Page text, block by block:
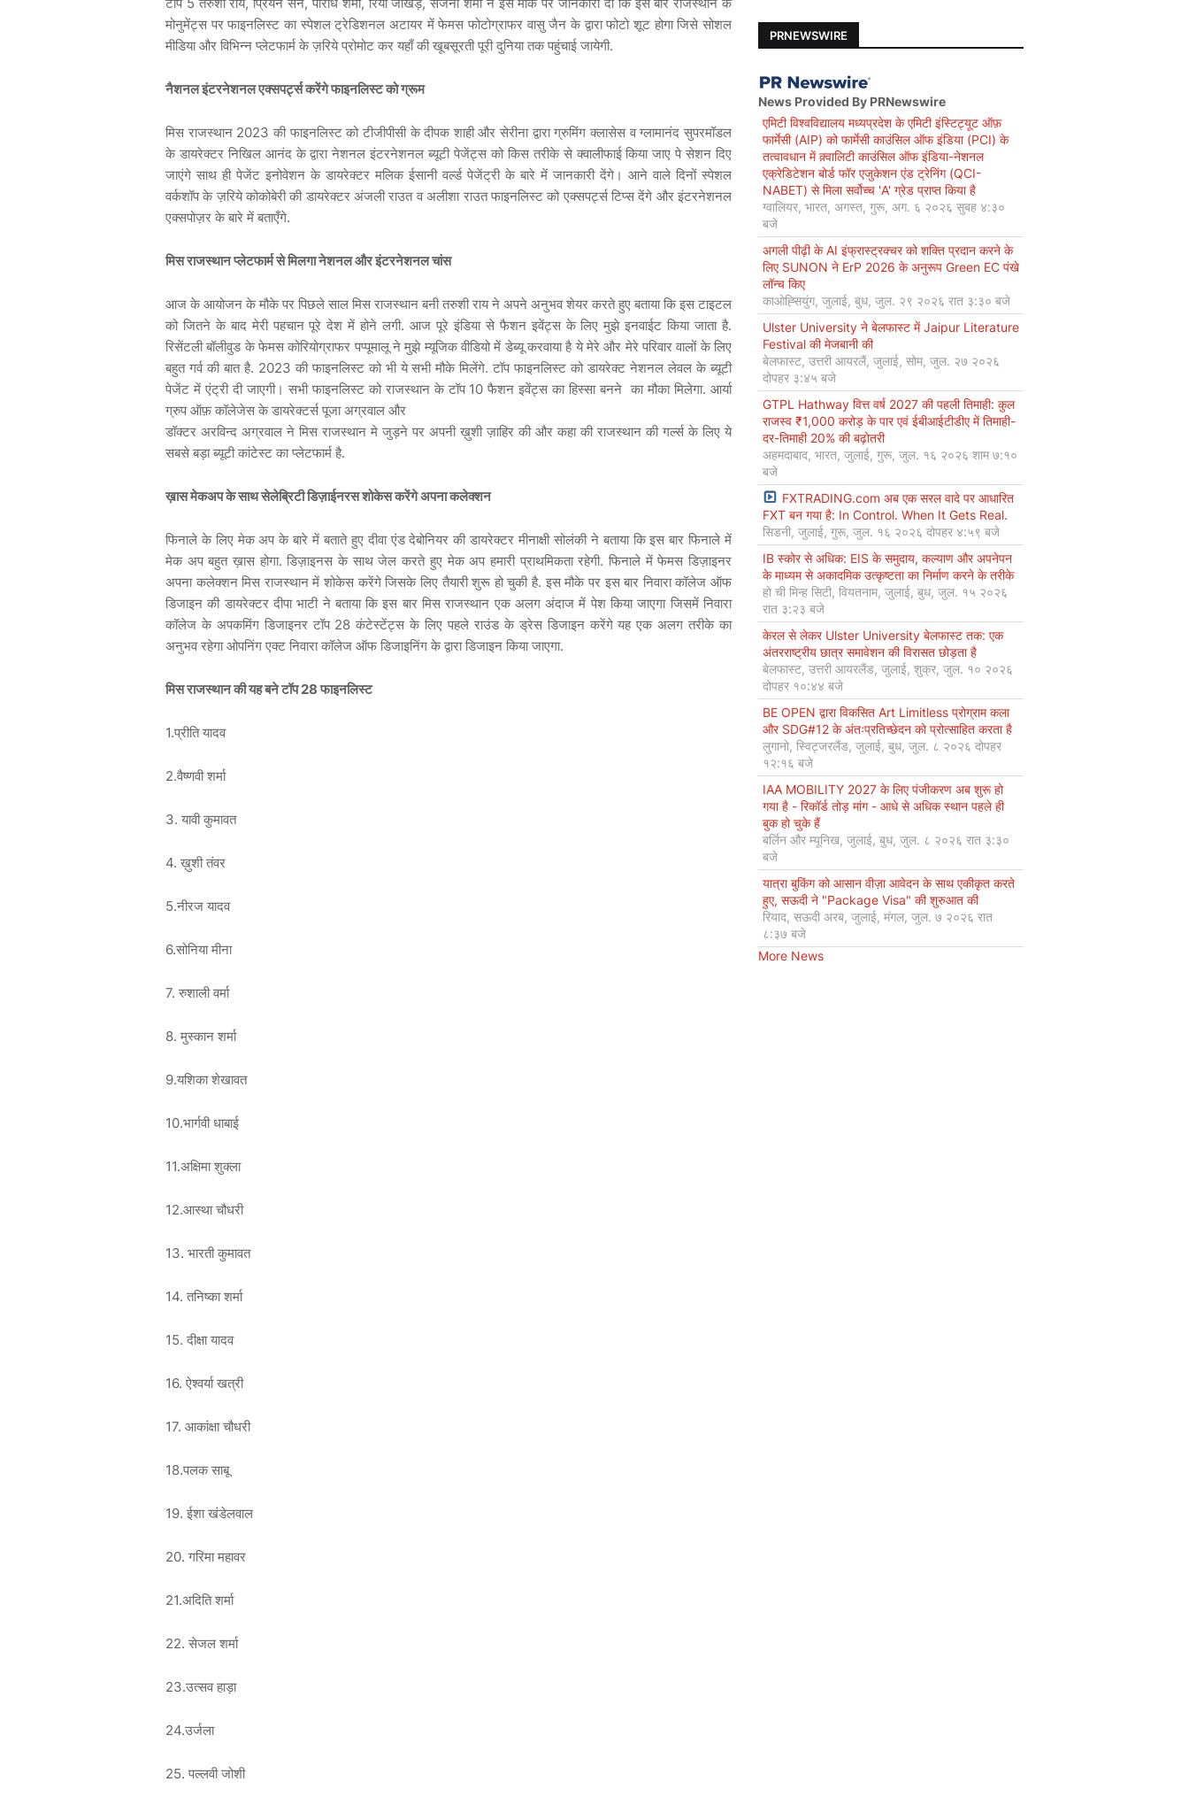
मोनुमेंट्स पर फाइनलिस्ट का स्पेशल ट्रेडिशनल अटायर में फेमस फोटोग्राफर वासु जैन के द्वारा फोटो शूट होगा जिसे सोशल
मीडिया और विभिन्न प्लेटफार्म के ज़रिये प्रोमोट कर यहाँ की खूबसूरती पूरी दुनिया तक पहुंचाई जायेगी.
नैशनल इंटरनेशनल एक्सपर्ट्स करेंगे फाइनलिस्ट को ग्रूम
मिस राजस्थान 2023 की फाइनलिस्ट को टीजीपीसी के दीपक शाही और सेरीना द्वारा ग्रुमिंग क्लासेस व ग्लामानंद सुपरमॉडल
के डायरेक्टर निखिल आनंद के द्वारा नेशनल इंटरनेशनल ब्यूटी पेजेंट्स को किस तरीके से क्वालीफाई किया जाए पे सेशन दिए
जाएंगे साथ ही पेजेंट इनोवेशन के डायरेक्टर मलिक ईसानी वर्ल्ड पेजेंट्री के बारे में जानकारी देंगे। आने वाले दिनों स्पेशल
वर्कशॉप के ज़रिये कोकोबेरी की डायरेक्टर अंजली राउत व अलीशा राउत फाइनलिस्ट को एक्सपर्ट्स टिप्स देंगे और इंटरनेशनल
एक्सपोज़र के बारे में बताएँगे.
मिस राजस्थान प्लेटफार्म से मिलगा नेशनल और इंटरनेशनल चांस
आज के आयोजन के मौके पर पिछले साल मिस राजस्थान बनी तरुशी राय ने अपने अनुभव शेयर करते हुए बताया कि इस टाइटल
को जितने के बाद मेरी पहचान पूरे देश में होने लगी. आज पूरे इंडिया से फैशन इवेंट्स के लिए मुझे इनवाईट किया जाता है.
रिसेंटली बॉलीवुड के फेमस कोरियोग्राफर पप्पूमालू ने मुझे म्यूजिक वीडियो में डेब्यू करवाया है ये मेरे और मेरे परिवार वालों के लिए
बहुत गर्व की बात है. 2023 की फाइनलिस्ट को भी ये सभी मौके मिलेंगे. टॉप फाइनलिस्ट को डायरेक्ट नेशनल लेवल के ब्यूटी
पेजेंट में एंट्री दी जाएगी। सभी फाइनलिस्ट को राजस्थान के टॉप 10 फैशन इवेंट्स का हिस्सा बनने का मौका मिलेगा. आर्या
ग्रुप ऑफ़ कॉलेजेस के डायरेक्टर्स पूजा अग्रवाल और
डॉक्टर अरविन्द अग्रवाल ने मिस राजस्थान मे जुड़ने पर अपनी ख़ुशी ज़ाहिर की और कहा की राजस्थान की गर्ल्स के लिए ये
सबसे बड़ा ब्यूटी कांटेस्ट का प्लेटफार्म है.
ख़ास मेकअप के साथ सेलेब्रिटी डिज़ाईनरस शोकेस करेंगे अपना कलेक्शन
फिनाले के लिए मेक अप के बारे में बताते हुए दीवा एंड देबोनियर की डायरेक्टर मीनाक्षी सोलंकी ने बताया कि इस बार फिनाले में
मेक अप बहुत ख़ास होगा. डिज़ाइनस के साथ जेल करते हुए मेक अप हमारी प्राथमिकता रहेगी. फिनाले में फेमस डिज़ाइनर
अपना कलेक्शन मिस राजस्थान में शोकेस करेंगे जिसके लिए तैयारी शुरू हो चुकी है. इस मौके पर इस बार निवारा कॉलेज ऑफ
डिजाइन की डायरेक्टर दीपा भाटी ने बताया कि इस बार मिस राजस्थान एक अलग अंदाज में पेश किया जाएगा जिसमें निवारा
कॉलेज के अपकमिंग डिजाइनर टॉप 28 कंटेस्टेंट्स के लिए पहले राउंड के ड्रेस डिजाइन करेंगे यह एक अलग तरीके का
अनुभव रहेगा ओपनिंग एक्ट निवारा कॉलेज ऑफ डिजाइनिंग के द्वारा डिजाइन किया जाएगा.
मिस राजस्थान की यह बने टॉप 28 फाइनलिस्ट
1.प्रीति यादव
2.वैष्णवी शर्मा
3. यावी कुमावत
4. ख़ुशी तंवर
5.नीरज यादव
6.सोनिया मीना
7. रुशाली वर्मा
8. मुस्कान शर्मा
9.यशिका शेखावत
10.भार्गवी धाबाई
11.अक्षिमा शुक्ला
12.आस्था चौधरी
13. भारती कुमावत
14. तनिष्का शर्मा
15. दीक्षा यादव
16. ऐश्वर्या खत्री
17. आकांक्षा चौधरी
18.पलक साबू
19. ईशा खंडेलवाल
20. गरिमा महावर
21.अदिति शर्मा
22. सेजल शर्मा
23.उत्सव हाड़ा
24.उर्जला
25. पल्लवी जोशी
PRNEWSWIRE
News Provided By PRNewswire
एमिटी विश्वविद्यालय मध्यप्रदेश के एमिटी इंस्टिट्यूट ऑफ़
फार्मेसी (AIP) को फार्मेसी काउंसिल ऑफ इंडिया (PCI) के
तत्वावधान में क़्वालिटी काउंसिल ऑफ इंडिया-नेशनल
एक्रेडिटेशन बोर्ड फॉर एजुकेशन एंड ट्रेनिंग (QCI-
NABET) से मिला सर्वोच्च 'A' ग्रेड प्राप्त किया है
ग्वालियर, भारत, अगस्त, गुरू, अग. ६ २०२६ सुबह ४:३०
बजे
अगली पीढ़ी के AI इंफ्रास्ट्रक्चर को शक्ति प्रदान करने के
लिए SUNON ने ErP 2026 के अनुरूप Green EC पंखे
लॉन्च किए
काओह्सियुंग, जुलाई, बुध, जुल. २९ २०२६ रात ३:३० बजे
Ulster University ने बेलफास्ट में Jaipur Literature
Festival की मेजबानी की
बेलफास्ट, उत्तरी आयरलैं, जुलाई, सोम, जुल. २७ २०२६
दोपहर ३:४५ बजे
GTPL Hathway वित्त वर्ष 2027 की पहली तिमाही: कुल
राजस्व ₹1,000 करोड़ के पार एवं ईबीआईटीडीए में तिमाही-
दर-तिमाही 20% की बढ़ोतरी
अहमदाबाद, भारत, जुलाई, गुरू, जुल. १६ २०२६ शाम ७:१०
बजे
FXTRADING.com अब एक सरल वादे पर आधारित
FXT बन गया है: In Control. When It Gets Real.
सिडनी, जुलाई, गुरू, जुल. १६ २०२६ दोपहर ४:५९ बजे
IB स्कोर से अधिक: EIS के समुदाय, कल्याण और अपनेपन
के माध्यम से अकादमिक उत्कृष्टता का निर्माण करने के तरीके
हो ची मिन्ह सिटी, वियतनाम, जुलाई, बुध, जुल. १५ २०२६
रात ३:२३ बजे
केरल से लेकर Ulster University बेलफास्ट तक: एक
अंतरराष्ट्रीय छात्र समावेशन की विरासत छोड़ता है
बेलफास्ट, उत्तरी आयरलैंड, जुलाई, शुक्र, जुल. १० २०२६
दोपहर १०:४४ बजे
BE OPEN द्वारा विकसित Art Limitless प्रोग्राम कला
और SDG#12 के अंतःप्रतिच्छेदन को प्रोत्साहित करता है
लुगानो, स्विट्जरलैंड, जुलाई, बुध, जुल. ८ २०२६ दोपहर
१२:१६ बजे
IAA MOBILITY 2027 के लिए पंजीकरण अब शुरू हो
गया है - रिकॉर्ड तोड़ मांग - आधे से अधिक स्थान पहले ही
बुक हो चुके हैं
बर्लिन और म्यूनिख, जुलाई, बुध, जुल. ८ २०२६ रात ३:३०
बजे
यात्रा बुकिंग को आसान वीज़ा आवेदन के साथ एकीकृत करते
हुए, सऊदी ने "Package Visa" की शुरुआत की
रियाद, सऊदी अरब, जुलाई, मंगल, जुल. ७ २०२६ रात
८:३७ बजे
More News